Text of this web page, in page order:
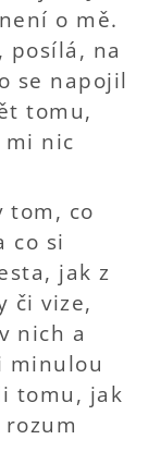
o mě.
posílá, na
se napojil
tomu,
nic
tom, co
co si
jak z
či vize,
nich a
minulou
tomu, jak